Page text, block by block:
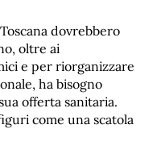
dovrebbero
oltre ai
e per riorganizzare
ha bisogno
offerta sanitaria.
come una scatola